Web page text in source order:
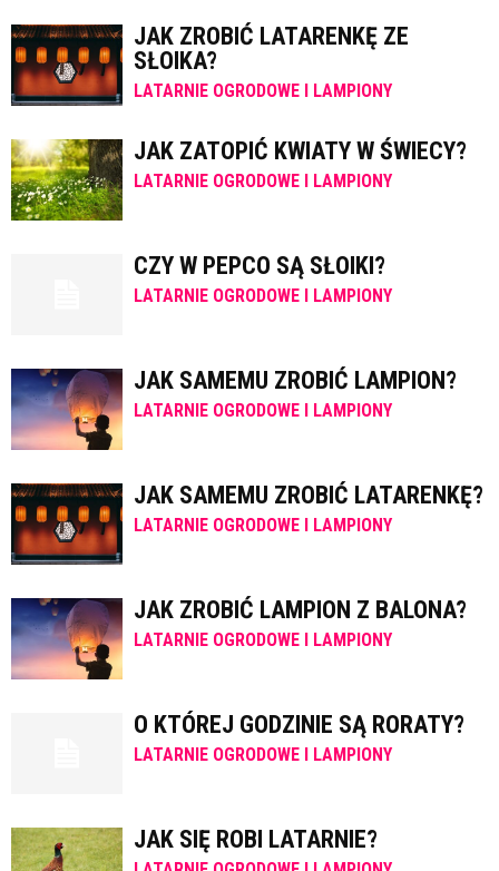
JAK ZROBIĆ LATARENKĘ ZE
SŁOIKA?
LATARNIE OGRODOWE I LAMPIONY
JAK ZATOPIĆ KWIATY W ŚWIECY?
LATARNIE OGRODOWE I LAMPIONY
CZY W PEPCO SĄ SŁOIKI?
LATARNIE OGRODOWE I LAMPIONY
JAK SAMEMU ZROBIĆ LAMPION?
LATARNIE OGRODOWE I LAMPIONY
JAK SAMEMU ZROBIĆ LATARENKĘ?
LATARNIE OGRODOWE I LAMPIONY
JAK ZROBIĆ LAMPION Z BALONA?
LATARNIE OGRODOWE I LAMPIONY
O KTÓREJ GODZINIE SĄ RORATY?
LATARNIE OGRODOWE I LAMPIONY
JAK SIĘ ROBI LATARNIE?